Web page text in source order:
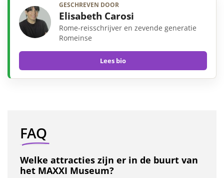
GESCHREVEN DOOR
Elisabeth Carosi
Rome-reisschrijver en zevende generatie
Romeinse
Lees bio
FAQ
Welke attracties zijn er in de buurt van
het MAXXI Museum?